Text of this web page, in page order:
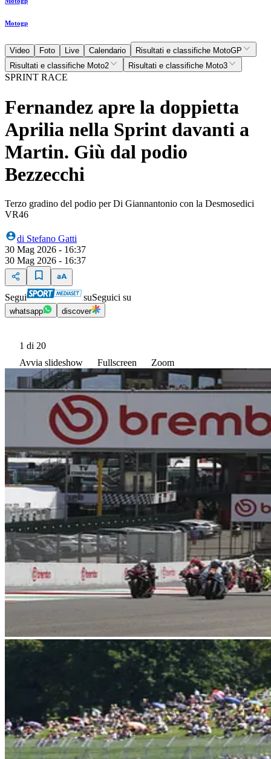
Motogp
Video Foto Live Calendario
Risultati e classifiche MotoGP
Risultati e classifiche Moto2
Risultati e classifiche Moto3
SPRINT RACE
Fernandez apre la doppietta
Aprilia nella Sprint davanti a
Martin. Giù dal podio
Bezzecchi
Terzo gradino del podio per Di Giannantonio con la Desmosedici
VR46
di Stefano Gatti
30 Mag 2026 - 16:37
30 Mag 2026 - 16:37
Segui suSeguici su
whatsapp discover
1 di 20
Avvia slideshow
Fullscreen Zoom